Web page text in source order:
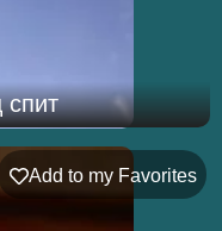
спит
Add to my Favorites